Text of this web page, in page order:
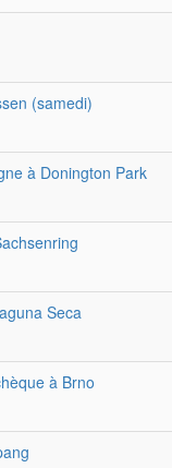
(samedi)
à Donington Park
Seca
à Brno